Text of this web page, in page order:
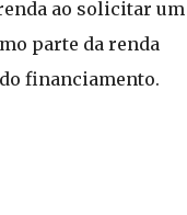
ao solicitar um
parte da renda
financiamento.